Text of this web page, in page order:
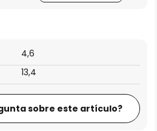
13,4
4,6
sobre este artículo?